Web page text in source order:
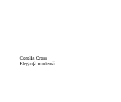
Corolla Cross
Eleganță modernă